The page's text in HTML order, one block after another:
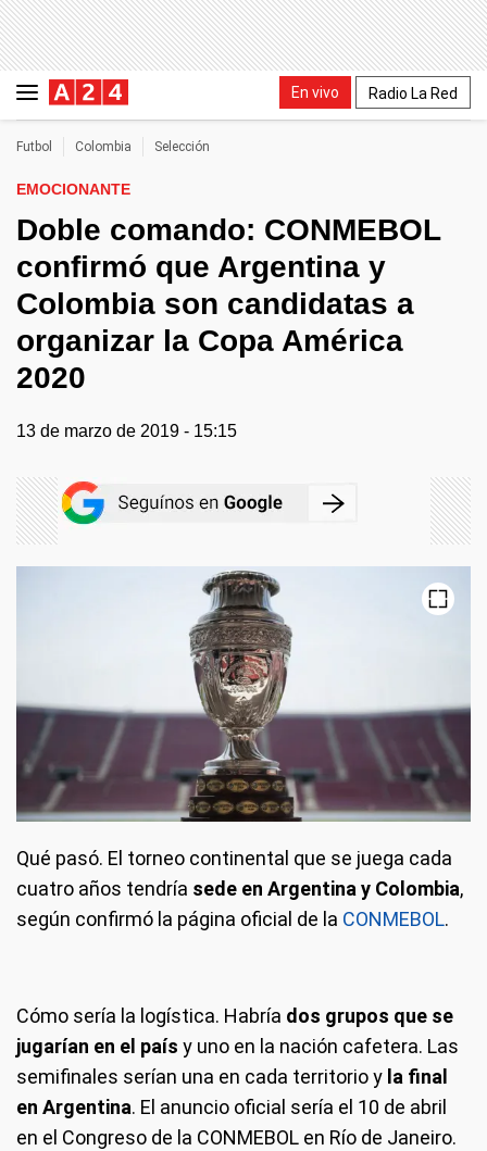
En vivo Radio La Red
Futbol Colombia Selección
EMOCIONANTE
Doble comando: CONMEBOL
confirmó que Argentina y
Colombia son candidatas a
organizar la Copa América
2020
13 de marzo de 2019 - 15:15
Qué pasó. El torneo continental que se juega cada
cuatro años tendría sede en Argentina y Colombia,
según confirmó la página oficial de la CONMEBOL.
Cómo sería la logística. Habría dos grupos que se
jugarían en el país y uno en la nación cafetera. Las
semifinales serían una en cada territorio y la final
en Argentina. El anuncio oficial sería el 10 de abril
en el Congreso de la CONMEBOL en Río de Janeiro.